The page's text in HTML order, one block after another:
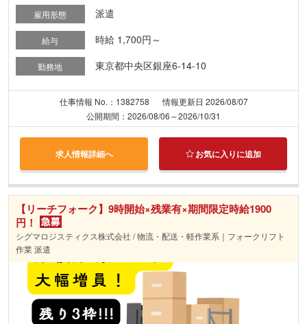
雇用形態 派遣
給与 時給 1,700円～
勤務地 東京都中央区銀座6-14-10
仕事情報 No.：1382758
情報更新日 2026/08/07
公開期間：2026/08/06～2026/10/31
求人情報詳細へ お気に入りに追加
【リーチフォーク】9時開始×残業有×期間限定時給1900
円！
シグマロジスティクス株式会社 / 物流・配送・軽作業系｜フォークリフト
作業 派遣